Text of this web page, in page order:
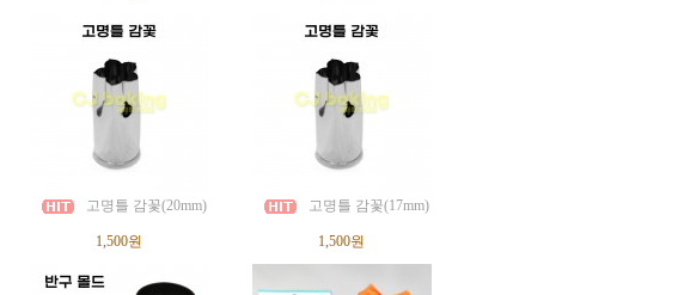
고명틀 감꽃(20mm)
1,500원
고명틀 감꽃(17mm)
1,500원